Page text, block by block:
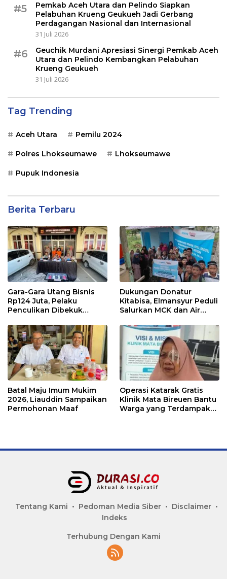
#5
Pemkab Aceh Utara dan Pelindo Siapkan
Pelabuhan Krueng Geukueh Jadi Gerbang
Perdagangan Nasional dan Internasional
31 Juli 2026
#6
Geuchik Murdani Apresiasi Sinergi Pemkab Aceh
Utara dan Pelindo Kembangkan Pelabuhan
Krueng Geukueh
31 Juli 2026
Tag Trending
Aceh Utara Pemilu 2024
Polres Lhokseumawe Lhokseumawe
Pupuk Indonesia
Berita Terbaru
Gara-Gara Utang Bisnis
Rp124 Juta, Pelaku
Penculikan Dibekuk
Dukungan Donatur
Kitabisa, Elmansyur Peduli
Salurkan MCK dan Air
Teubai
Batal Maju Imum Mukim
2026, Liauddin Sampaikan
Permohonan Maaf
Operasi Katarak Gratis
Klinik Mata Bireuen Bantu
Warga yang Terdampak
Tentang Kami Pedoman Media Siber
Disclaimer
Indeks
Terhubung Dengan Kami